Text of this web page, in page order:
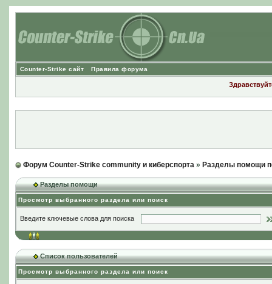
Counter-Strike сайт Правила форума
Форум Counter-Strike community и киберспорта» Разделы помощи
Разделы помощи
Просмотр выбранного раздела или поиск
Введите ключевые слова для поиска
Список пользователей
Просмотр выбранного раздела или поиск